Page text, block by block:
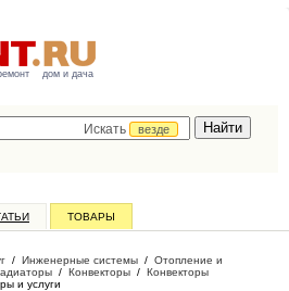
дом и дача
Искать
везде
ТОВАРЫ
/ Инженерные системы / Отопление и
/ Конвекторы / Конвекторы
и услуги